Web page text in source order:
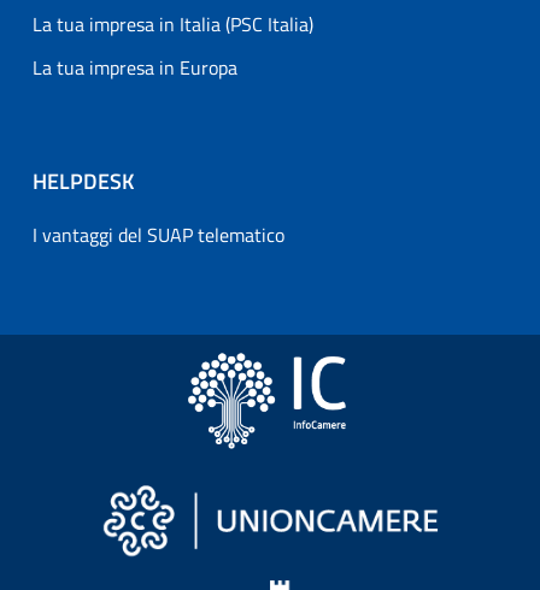
La tua impresa in Italia (PSC Italia)
La tua impresa in Europa
HELPDESK
I vantaggi del SUAP telematico